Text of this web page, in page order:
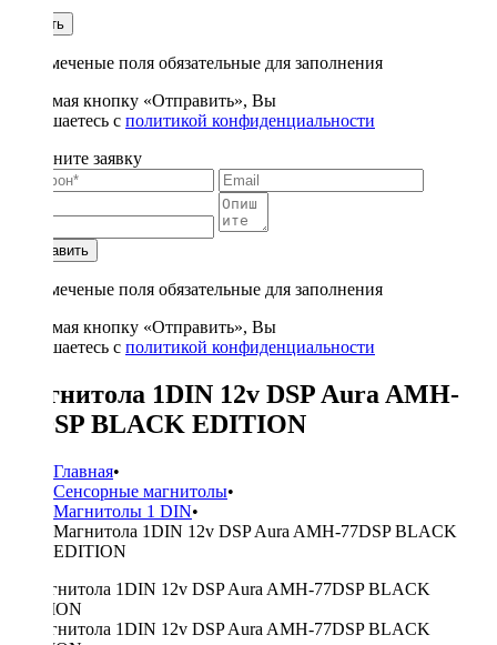
Купить
* - отмеченые поля обязательные для заполнения
Нажимая кнопку «Отправить», Вы
соглашаетесь с политикой конфиденциальности
Заполните заявку
Отправить
* - отмеченые поля обязательные для заполнения
Нажимая кнопку «Отправить», Вы
соглашаетесь с политикой конфиденциальности
Магнитола 1DIN 12v DSP Aura AMH-
77DSP BLACK EDITION
Главная•
Сенсорные магнитолы•
Магнитолы 1 DIN•
Магнитола 1DIN 12v DSP Aura AMH-77DSP BLACK
EDITION